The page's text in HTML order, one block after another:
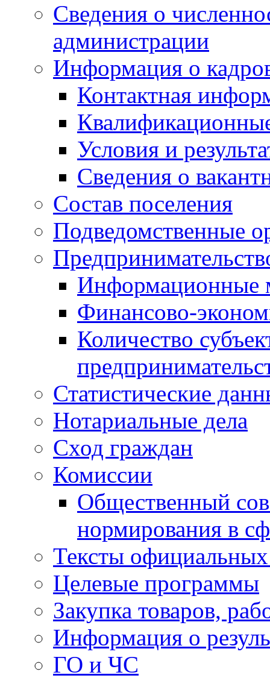
Сведения о
администрации
Информация о
Контактная
Условия и
Сведения о
Состав поселения
Подведомственные
Информационные
Финансово-
Количество
Статистические
Нотариальные дела
Сход граждан
Комиссии
Общественный
нормирования в
Тексты
Целевые программы
Закупка товаров,
Информация о
ГО и ЧС